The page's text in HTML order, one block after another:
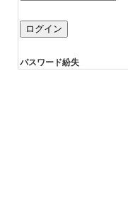
パスワード紛失